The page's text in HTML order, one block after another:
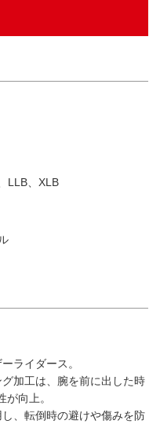
LLB、XLB
ライダース。
加工は、腕を前に出した時
向上。
、転倒時の避けや傷みを防